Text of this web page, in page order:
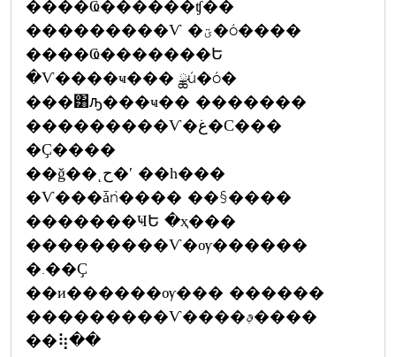
����Ҩ������ʧ��
���������Ѵ �ؾ�ó����
����Ҩ�������Ե
�Ѵ����ҹ��� ྪú�ó�
���͸ԡ���ҹ�� �������
���������Ѵ�غ�С���
�Ҫ����
��ǧ��ͺح�ʹ ��һ���
�Ѵ���ǡǹ���� ��§����
�������ҸԵ �ҳ���
���������Ѵ�ѹ������
�.��Ҫ
��и������ѹ��� ������
���������Ѵ����ࢵ����
��⢷��